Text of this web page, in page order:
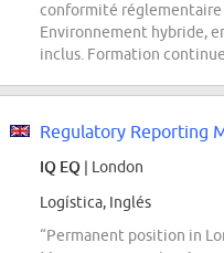
conformité réglementaire
Environnement hybride,
inclus. Formation
Regulatory Reporting
IQ EQ | London
Logística, Inglés
“Permanent position in